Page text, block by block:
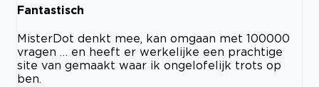
Fantastisch
MisterDot denkt mee, kan omgaan met 100000
vragen … en heeft er werkelijke een prachtige
site van gemaakt waar ik ongelofelijk trots op
ben.